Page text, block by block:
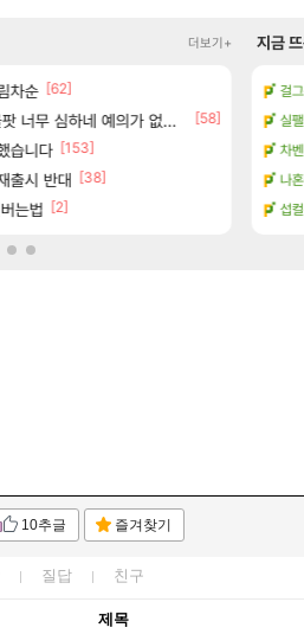
더보기+
차순 [62]
무 심하네 예의가 없어(?)
[58]
습니다 [153]
출시 반대
[38]
는법 [2]
로
LoL
로아
메
로
지금
(1 ~ 12장)
오픈 트레일러
개
는 법
왔습니다.
걸
실팰
차벤
나
섭
10추글 즐겨찾기
질답 친구
제목